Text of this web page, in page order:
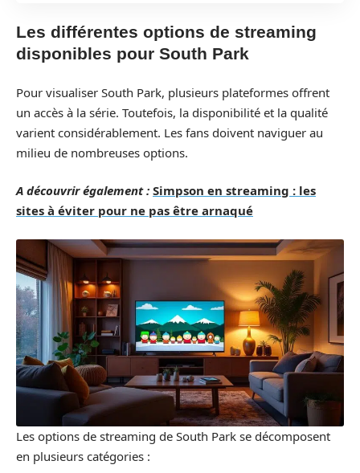
Les différentes options de streaming
disponibles pour South Park
Pour visualiser South Park, plusieurs plateformes offrent
un accès à la série. Toutefois, la disponibilité et la qualité
varient considérablement. Les fans doivent naviguer au
milieu de nombreuses options.
A découvrir également : Simpson en streaming : les
sites à éviter pour ne pas être arnaqué
Les options de streaming de South Park se décomposent
en plusieurs catégories :